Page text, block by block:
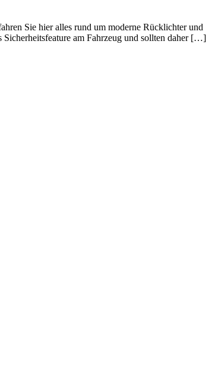
Sie hier alles rund um moderne Rücklichter und
am Fahrzeug und sollten daher […]